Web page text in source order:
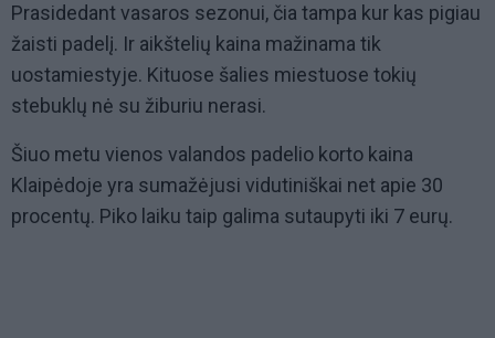
Prasidedant vasaros sezonui, čia tampa kur kas pigiau
žaisti padelį. Ir aikštelių kaina mažinama tik
uostamiestyje. Kituose šalies miestuose tokių
stebuklų nė su žiburiu nerasi.
Šiuo metu vienos valandos padelio korto kaina
Klaipėdoje yra sumažėjusi vidutiniškai net apie 30
procentų. Piko laiku taip galima sutaupyti iki 7 eurų.